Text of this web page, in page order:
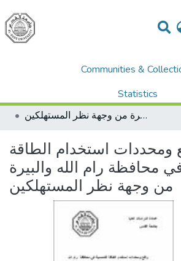
Communities &
Statistics
All of DSpace
Dissertations & Theses الرسائل الجامعية
Sustainable Rural Development التنمية الريفية المستدامة
واقع ومحددات استخدام الطاقة الشمسية في محافظة رام الله والبيرة من وجهة نظر المستهلكين
ومحددات استخدام الطاقة
محافظة رام الله والبيرة
من وجهة نظر المستهلكين